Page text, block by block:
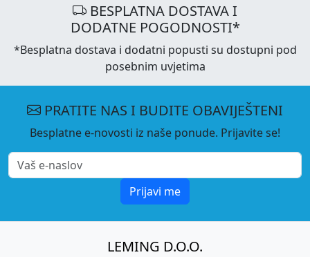
BESPLATNA DOSTAVA I
DODATNE POGODNOSTI*
*Besplatna dostava i dodatni popusti su dostupni pod
posebnim uvjetima
PRATITE NAS I BUDITE OBAVIJEŠTENI
Besplatne e-novosti iz naše ponude. Prijavite se!
Prijavi me
LEMING D.O.O.